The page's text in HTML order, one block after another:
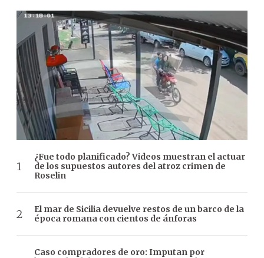
¿Fue todo planificado? Videos muestran el actuar
de los supuestos autores del atroz crimen de
Roselin
El mar de Sicilia devuelve restos de un barco de la
época romana con cientos de ánforas
Caso compradores de oro: Imputan por